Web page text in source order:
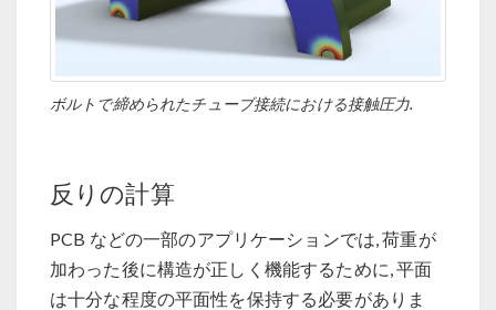
ボルトで締められたチューブ接続における接触圧力.
反りの計算
PCB などの一部のアプリケーションでは, 荷重が
加わった後に構造が正しく機能するために, 平面
は十分な程度の平面性を保持する必要がありま